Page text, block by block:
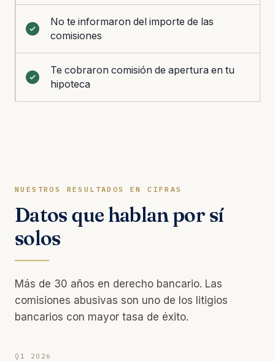
No te informaron del importe de las
comisiones
Te cobraron comisión de apertura en tu
hipoteca
NUESTROS RESULTADOS EN CIFRAS
Datos que hablan por sí
solos
Más de 30 años en derecho bancario. Las
comisiones abusivas son uno de los litigios
bancarios con mayor tasa de éxito.
Q1 2026